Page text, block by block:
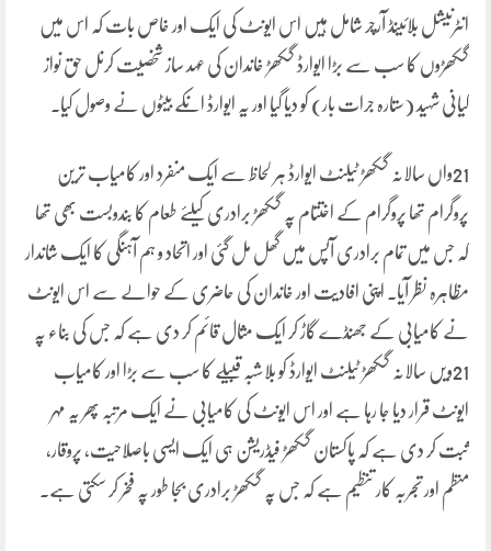
انٹرنیشل بلائینڈ آرچر شامل ہیں اس ایونٹ کی ایک اور خاص بات کہ اس میں
گکھڑوں کا سب سے بڑا ایوارڈ گکھڑ خاندان کی عہد ساز شخصیت کرنل حق نواز
کیانی شہید (ستارہ جرات بار) کو دیا گیا اور یہ ایوارڈ انکے بیٹوں نے وصول کیا۔
21واں سالانہ گکھڑ ٹیلنٹ ایوارڈ ہر لحاظ سے ایک منفرد اور کامیاب ترین
پروگرام تھا پروگرام کے اختتام پہ گکھڑ برادری کیلئے طعام کا بندوبست بھی تھا
کہ جس میں تمام برادری آپس میں گھل مل گئی اور اتحاد و ہم آہنگی کا ایک شاندار
مظاہرہ نظر آیا۔ اپنی افادیت اور خاندان کی حاضری کے حوالے سے اس ایونٹ
نے کامیابی کے جھنڈے گاڑ کر ایک مثال قائم کر دی ہے کہ جس کی بناء پہ
21ویں سالانہ گکھڑ ٹیلنٹ ایوارڈ کو بلاشبہ قبیلے کا سب سے بڑا اور کامیاب
ایونٹ قرار دیا جا رہا ہے اور اس ایونٹ کی کامیابی نے ایک مرتبہ پھر یہ مہر
ثبت کر دی ہے کہ پاکستان گکھڑ فیڈریشن ہی ایک ایسی باصلاحیت، پروقار،
منظم اور تجربہ کار تنظیم ہے کہ جس پہ گکھڑ برادری بجا طور پہ فخر کر سکتی ہے۔